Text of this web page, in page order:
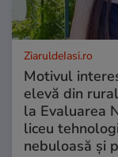
ZiaruldeIasi.ro
Motivul
elevă din
la Evaluarea
liceu
nebuloasă și